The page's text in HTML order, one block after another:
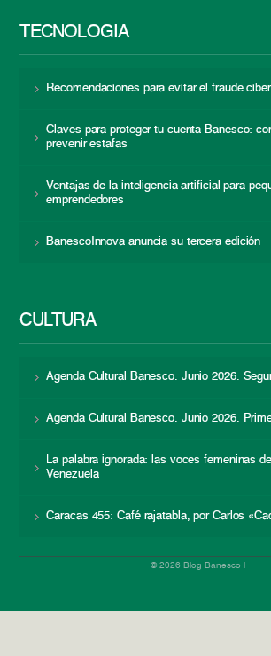
TECNOLOGÍA
Recomendaciones para evitar el fraude
Claves para proteger tu cuenta Banesco:
prevenir estafas
Ventajas de la inteligencia artificial para
emprendedores
BanescoInnova anuncia su tercera edición
CULTURA
Agenda Cultural Banesco. Junio 2026.
Agenda Cultural Banesco. Junio 2026.
La palabra ignorada: las voces femeninas
Venezuela
Caracas 455: Café rajatabla, por Carlos
© 2026 Blog Banesco |